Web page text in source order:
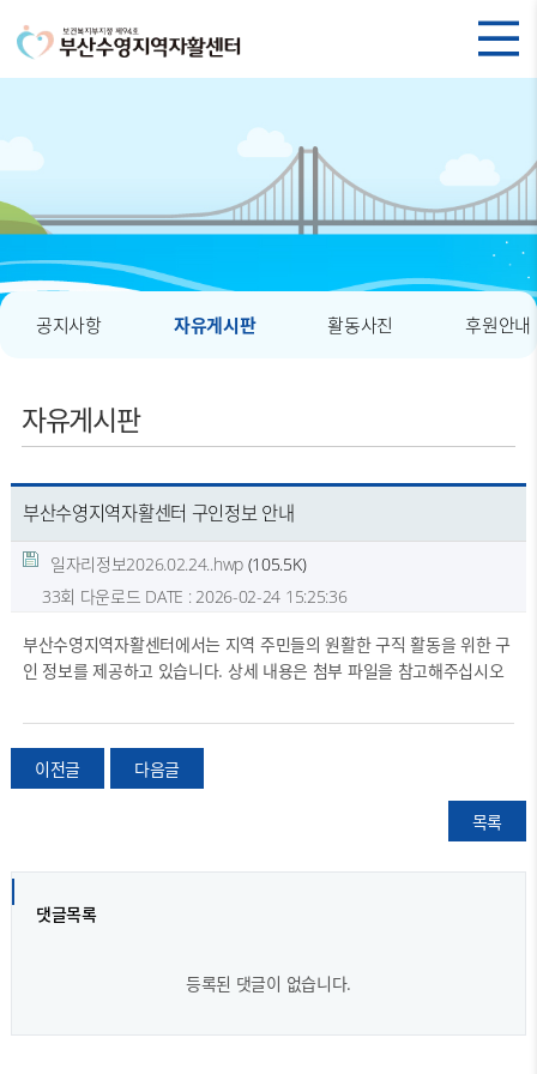
공지사항 자유게시판 활동사진 후원안내
자유게시판
부산수영지역자활센터 구인정보 안내
일자리정보2026.02.24..hwp(105.5K)
33회 다운로드 DATE : 2026-02-24 15:25:36
부산수영지역자활센터에서는 지역 주민들의 원활한 구직 활동을 위한 구
인 정보를 제공하고 있습니다. 상세 내용은 첨부 파일을 참고해주십시오
이전글 다음글
목록
댓글목록
등록된 댓글이 없습니다.